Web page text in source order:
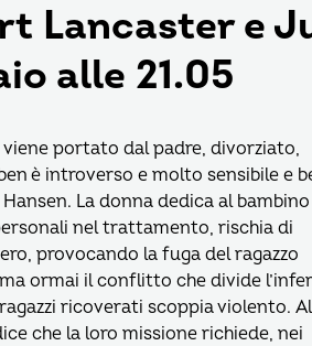
Lancaster e
alle 21.05
portato dal padre, divorziato,
è introverso e molto sensibile e
La donna dedica al bambino
nel trattamento, rischia di
provocando la fuga del ragazzo
ormai il conflitto che divide
ricoverati scoppia violento.
che la loro missione richiede, nei